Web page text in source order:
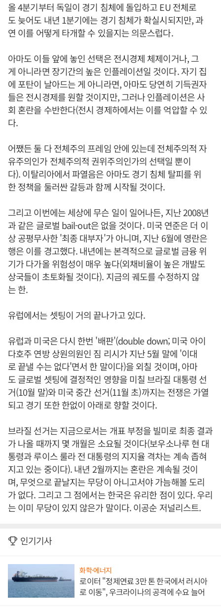
올 4분기부터 독일이 경기 침체에 돌입하고 EU 전체로
도 늦어도 내년 1분기에는 경기 침체가 확실시되지만, 과
연 이를 어떻게 타개할 수 있을지는 의문스럽다.
아마도 이들 앞에 놓인 선택은 전시경제 체제이거나, 그
게 아니라면 장기간의 높은 인플레이션일 것이다. 자기 집
에 포탄이 날아드는 게 아니라면, 아마도 당연히 기득권자
들은 전시경제를 원할 것이지만, 그러나 인플레이션은 사
회 혼란을 수반한다(전시 경제하에서는 이를 억압할 수 있
다.
어쨌든 둘 다 전체주의 프레임 안에 있는데 전체주의적 자
유주의인가 전체주의적 권위주의인가의 선택일 뿐이
다). 이탈리아에서 파열음은 아마도 경기 침체 탈피를 위
한 정책을 둘러싼 갈등과 함께 시작될 것이다.
그리고 이번에는 세상에 무슨 일이 일어나든, 지난 2008년
과 같은 글로벌 bail-out은 없을 것이다. 미국 연준은 더 이
상 공평무사한 '최종 대부자'가 아니며, 지난 6월에 영란은
행은 이를 경고했다. 내년에는 본격적으로 글로벌 금융 위
기가 다가올 위험성이 매우 높다(외채비율이 높은 개발도
상국들이 초토화될 것이다). 지금의 궤도를 수정하지 않
는 한.
유럽에서는 셋팅이 거의 끝나가고 있다.
유럽과 미국은 다시 한번 '배판'(double down; 미국 아이
다호주 연방 상원의원인 짐 리시가 지난 5월 말에 '이대
로 끝낼 수는 없다'면서 한 말이다)을 외칠 것이며, 아마
도 글로벌 셋팅에 결정적인 영향을 미칠 브라질 대통령 선
거(10월 말)와 미국 중간 선거(11월 초)까지는 전쟁은 가열
되고 경기 또한 한없이 아래로 향할 것이다.
브라질 선거는 지금으로서는 개표 부정을 빌미로 최종 결과
가 나올 때까지 몇 개월은 소요될 것이다(보우소나루 현 대
통령과 루이스 룰라 전 대통령의 지지율 격차는 계속 좁혀
지고 있는 중이다). 내년 2월까지는 혼란은 계속될 것이
며, 무엇으로 끝날지는 무당이 아니고서야 가늠해볼 도리
가 없다. 그리고 그 점에서는 한국은 유리한 점이 있다. 우리
는 이미 무당이 있지 않은가 말이다. 이공순 저널리스트.
인기기사
화학·에너지
로이터 "정제연료 3만 톤 한국에서 러시아
로 이동", 우크라이나의 공격에 수요 늘어